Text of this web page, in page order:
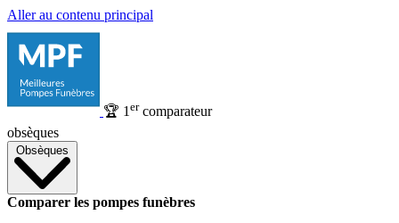
Aller au contenu principal
🏆 1 ercomparateur
obsèques
Obsèques
Comparer les pompes funèbres